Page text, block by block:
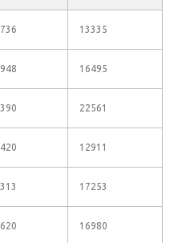
13335
16495
22561
12911
17253
16980